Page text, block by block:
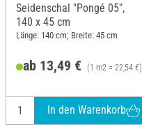
Seidenschal "Pongé 05",
140 x 45 cm
Länge: 140 cm; Breite: 45 cm
ab 13,49 € (1 m2 = 22,54 €)
In den Warenkorb